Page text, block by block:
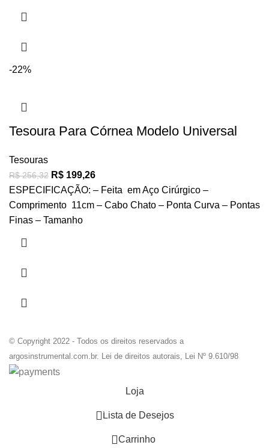
-22%
Tesoura Para Córnea Modelo Universal
Tesouras
R$256,32 R$ 199,26
ESPECIFICAÇÃO: – Feita em Aço Cirúrgico –
Comprimento 11cm – Cabo Chato – Ponta Curva – Pontas
Finas – Tamanho
© Copyright 2022 - Todos os direitos reservados a
argosinstrumental.com.br. Lei de direitos autorais, Lei Nº 9.610/98
Loja
0Lista de Desejos
0
Carrinho